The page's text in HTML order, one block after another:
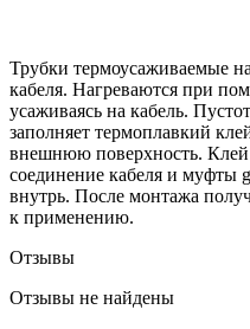
Трубки термоусаживаемые
кабеля. Нагреваются при
усаживаясь на кабель.
заполняет термоплавкий
внешнюю поверхность. Клей
соединение кабеля и муфты
внутрь. После монтажа
к применению.
Отзывы
Отзывы не найдены